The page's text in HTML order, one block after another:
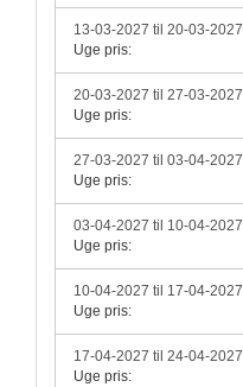
13-03-2027 til 20-03-2027
Uge pris:
20-03-2027 til 27-03-2027
Uge pris:
27-03-2027 til 03-04-2027
Uge pris:
03-04-2027 til 10-04-2027
Uge pris:
10-04-2027 til 17-04-2027
Uge pris:
17-04-2027 til 24-04-2027
Uge pris: